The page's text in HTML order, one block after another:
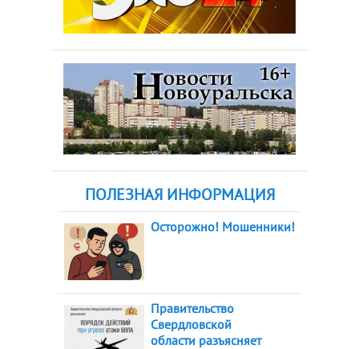
ПОЛЕЗНАЯ ИНФОРМАЦИЯ
Осторожно! Мошенники!
Правительство
Свердловской
области разъясняет